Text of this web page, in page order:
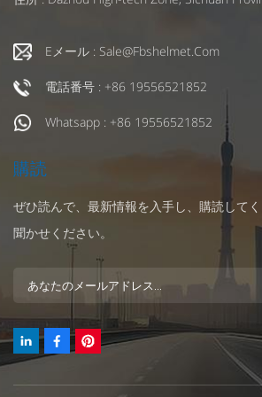
Eメール : Sale@fbshelmet.com
電話番号 : +86 19556521852
Whatsapp : +86 19556521852
購読
ぜひ読んで、最新情報を入手し、購読して
聞かせください。